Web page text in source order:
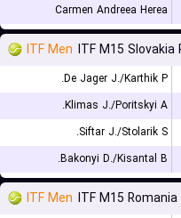
Carmen Andreea Herea
ITF Men ITF M15 Slovakia
De Jager J./Karthik P.
Klimas J./Poritskyi A.
Siftar J./Stolarik S.
Bakonyi D./Kisantal B.
ITF Men ITF M15